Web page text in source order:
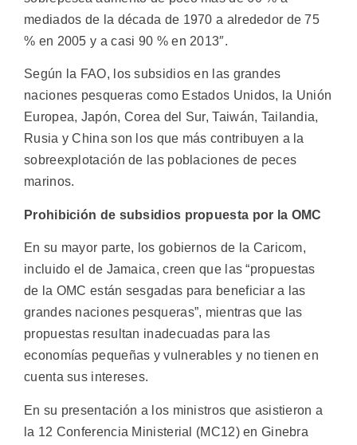
mediados de la década de 1970 a alrededor de 75
% en 2005 y a casi 90 % en 2013″.
Según la FAO, los subsidios en las grandes
naciones pesqueras como Estados Unidos, la Unión
Europea, Japón, Corea del Sur, Taiwán, Tailandia,
Rusia y China son los que más contribuyen a la
sobreexplotación de las poblaciones de peces
marinos.
Prohibición de subsidios propuesta por la OMC
En su mayor parte, los gobiernos de la Caricom,
incluido el de Jamaica, creen que las “propuestas
de la OMC están sesgadas para beneficiar a las
grandes naciones pesqueras”, mientras que las
propuestas resultan inadecuadas para las
economías pequeñas y vulnerables y no tienen en
cuenta sus intereses.
En su presentación a los ministros que asistieron a
la 12 Conferencia Ministerial (MC12) en Ginebra